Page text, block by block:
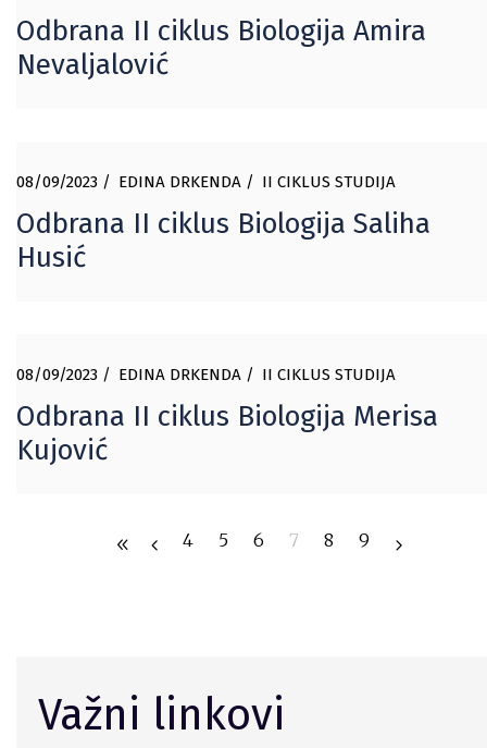
Odbrana II ciklus Biologija Amira
Nevaljalović
08/09/2023 EDINA DRKENDA II CIKLUS STUDIJA
Odbrana II ciklus Biologija Saliha
Husić
08/09/2023 EDINA DRKENDA II CIKLUS STUDIJA
Odbrana II ciklus Biologija Merisa
Kujović
4 5 6 7 8 9
Važni linkovi